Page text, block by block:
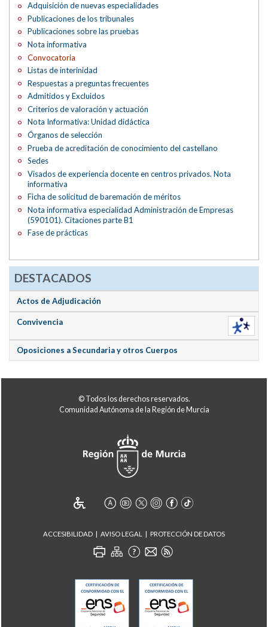
Adquisición de nuevas especialidades
Publicaciones de los tribunales
Publicaciones sobre las pruebas
Nota informativa
Convocatoria
Listas de interinidad
Respuestas a preguntas frecuentes
Admitidos y Excluidos
Criterios de valoración y actuación
Nota Informativa: Unidad didáctica
Órganos de selección
Prueba de acreditación de conocimiento del castellano
Sedes
Visados de experiencia docente en centros privados. Nota
informativa
Ficha de solicitud de baremación de méritos
Nota informativa especialidad Administración de Empresas
(590101). Citaciones parte B1
Fase de prácticas
DESTACADOS
Actos de Adjudicación
Convivencia
Oposiciones a Secundaria y otros Cuerpos
© Todos los derechos reservados.
Comunidad Autónoma de la Región de Murcia
ACCESIBILIDAD AVISO LEGAL PROTECCIÓN DE DATOS